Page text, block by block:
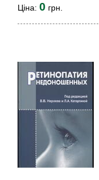
Ціна: 0 грн.